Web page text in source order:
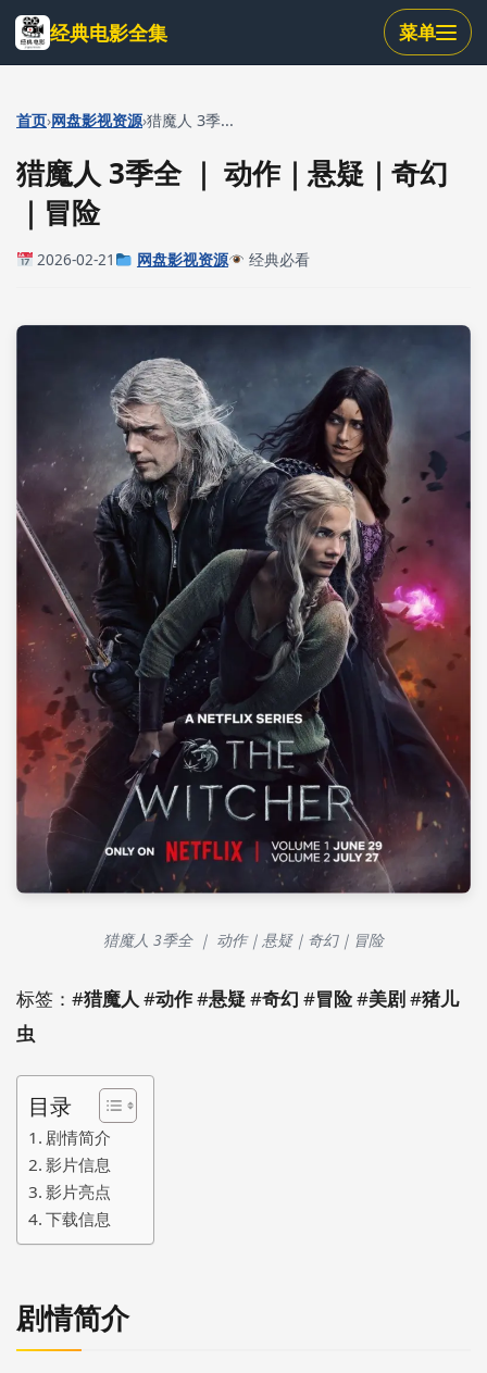
跳
到
主
内
经典电影全集 菜单
首页›网盘影视资源›猎魔人 3季...
猎魔人 3季全 ｜ 动作｜悬疑｜奇幻
｜冒险
2026-02-21 网盘影视资源 经典必看
猎魔人 3季全 ｜ 动作｜悬疑｜奇幻｜冒险
标签：#猎魔人 #动作#悬疑 #奇幻 #冒险#美剧#猪儿
虫
目录
剧情简介
影片信息
影片亮点
下载信息
剧情简介